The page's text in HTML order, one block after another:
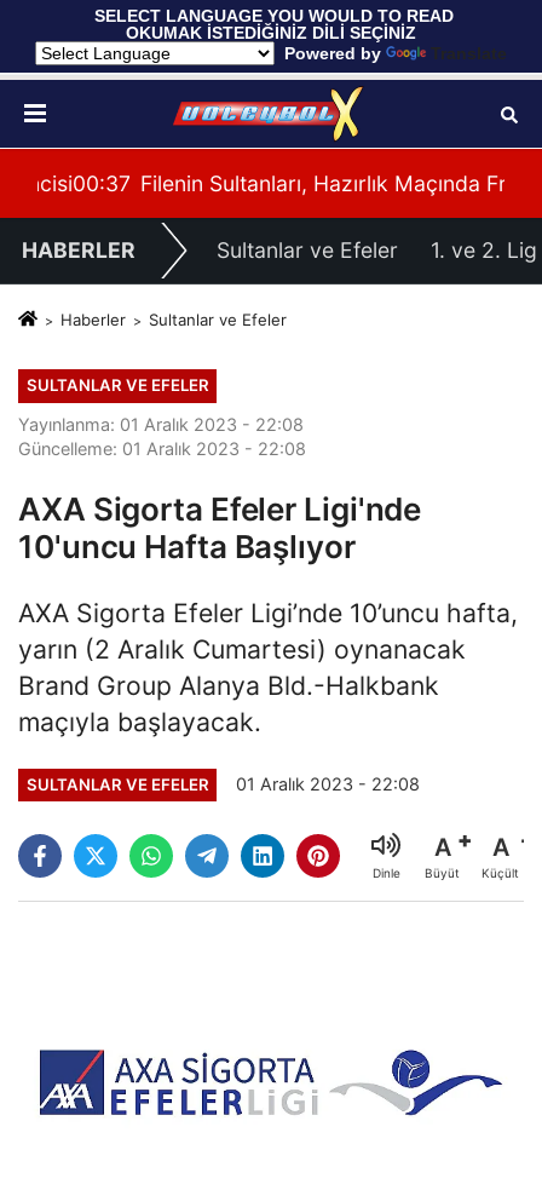
SELECT LANGUAGE YOU WOULD TO READ
OKUMAK İSTEDİĞİNİZ DİLİ SEÇİNİZ
Powered by
Translate
00:37 Filenin Sultanları, Hazırlık Maçında
HABERLER Sultanlar ve Efeler 1. ve 2. Lig
Haberler Sultanlar ve Efeler
SULTANLAR VE EFELER
Yayınlanma: 01 Aralık 2023 - 22:08
Güncelleme: 01 Aralık 2023 - 22:08
AXA Sigorta Efeler Ligi'nde
10'uncu Hafta Başlıyor
AXA Sigorta Efeler Ligi’nde 10’uncu hafta,
yarın (2 Aralık Cumartesi) oynanacak
Brand Group Alanya Bld.-Halkbank
maçıyla başlayacak.
SULTANLAR VE EFELER 01 Aralık 2023 - 22:08
Dinle
A
Büyüt
A
Küçült